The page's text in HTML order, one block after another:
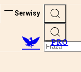
Serwisy
PRO